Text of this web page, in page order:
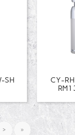
SH
CY-
› »